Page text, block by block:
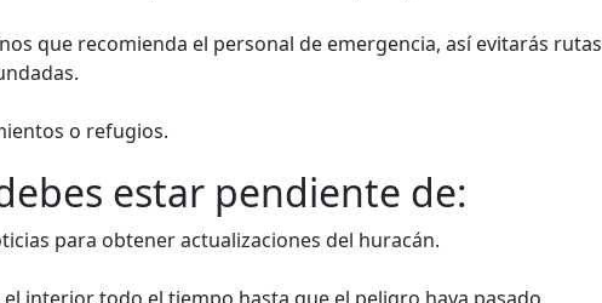
que recomienda el personal de emergencia, así evitarás rutas
o refugios.
estar pendiente de:
para obtener actualizaciones del huracán.